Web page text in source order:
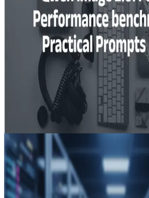
Alibabaの次世代画像モデル—Qwen
チモーダル基盤モデルにおける実用的
向の一歩として登場した：ネイティブ
ッショナルグレードのテキストレンダ
プラインを簡素化するために生成と編
テクチャ。目標：デザイナー、プロダ
ニアに、出版レベルのグラフィック（
ク、ポスター、PPTスライド）を作成
の編集も行える単一のモデルを提供
別個のモデルをつなぎ合わせることな
Aug 8, 2026
Qwen 3.5
Qwen 3.5 APIの使い方